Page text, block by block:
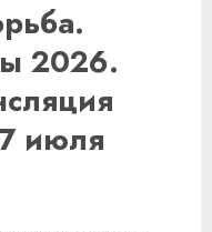
2026.
июля